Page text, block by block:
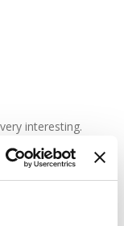
interesting.